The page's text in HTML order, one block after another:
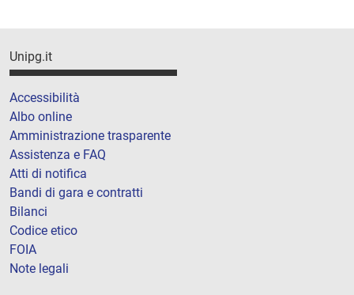
Unipg.it
Accessibilità
Albo online
Amministrazione trasparente
Assistenza e FAQ
Atti di notifica
Bandi di gara e contratti
Bilanci
Codice etico
FOIA
Note legali